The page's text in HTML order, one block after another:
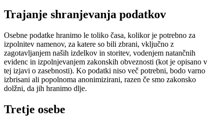
Trajanje shranjevanja podatkov
Osebne podatke hranimo le toliko časa, kolikor je potrebno za
izpolnitev namenov, za katere so bili zbrani, vključno z
zagotavljanjem naših izdelkov in storitev, vodenjem natančnih
evidenc in izpolnjevanjem zakonskih obveznosti (kot je opisano v
tej izjavi o zasebnosti). Ko podatki niso več potrebni, bodo varno
izbrisani ali popolnoma anonimizirani, razen če smo zakonsko
dolžni, da jih hranimo dlje.
Tretje osebe